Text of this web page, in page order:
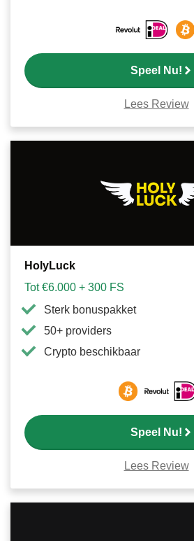
Speel Nu!
Lees Review
HolyLuck
Tot €6.000 + 300 FS
Sterk bonuspakket
50+ providers
Crypto beschikbaar
Speel Nu!
Lees Review